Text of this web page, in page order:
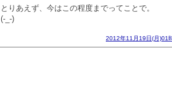
とりあえず、今はこの程度までってことで。
(-_-)
2012年11月19日(月)01